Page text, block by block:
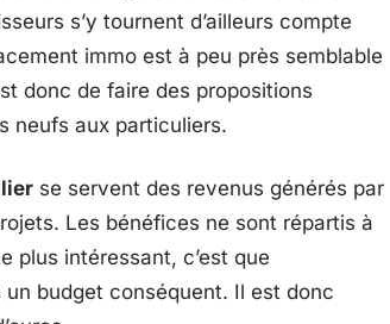
s’y tournent d’ailleurs compte
immo est à peu près semblable
donc de faire des propositions
neufs aux particuliers.
se servent des revenus générés par
Les bénéfices ne sont répartis à
plus intéressant, c’est que
budget conséquent. Il est donc